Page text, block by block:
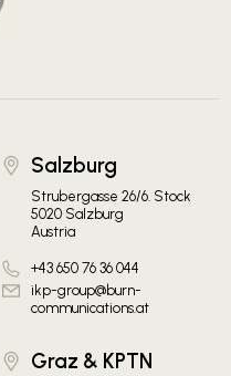
Salzburg
Strubergasse 26/6. Stock
5020 Salzburg
Austria
+43 650 76 36 044
ikp-group@burn-
communications.at
Graz & KPTN